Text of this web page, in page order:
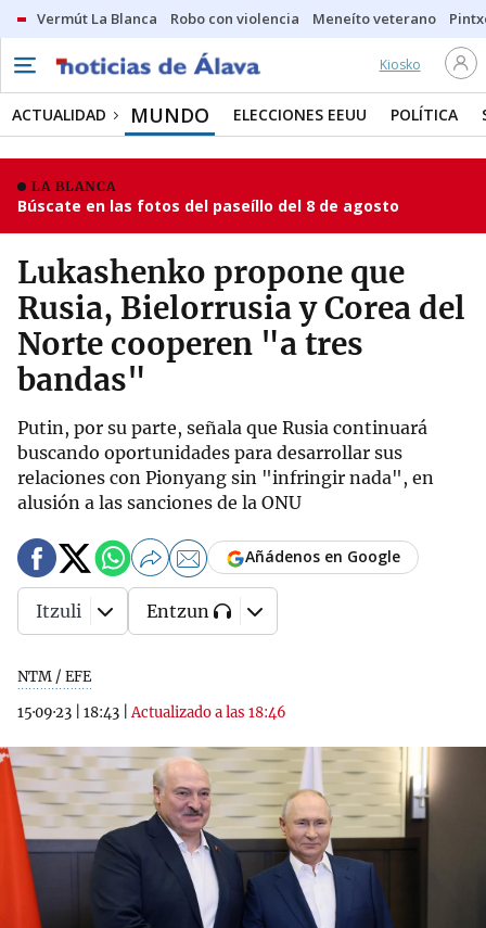
Vermút La Blanca Robo con violencia Meneíto veterano
Kiosko
ACTUALIDAD MUNDO ELECCIONES EEUU POLÍTICA
LA BLANCA
Búscate en las fotos del paseíllo del 8 de agosto
Lukashenko propone que
Rusia, Bielorrusia y Corea del
Norte cooperen "a tres
bandas"
Putin, por su parte, señala que Rusia continuará
buscando oportunidades para desarrollar sus
relaciones con Pionyang sin "infringir nada", en
alusión a las sanciones de la ONU
NTM / EFE
15·09·23
18:43 |Actualizado a las 18:46
Añádenos en Google
Itzuli Entzun